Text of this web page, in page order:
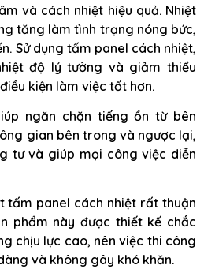
và cách nhiệt hiệu quả. Nhiệt
tăng làm tình trạng nóng bức,
Sử dụng tấm panel cách nhiệt,
độ lý tưởng và giảm thiểu
kiện làm việc tốt hơn.
ngăn chặn tiếng ồn từ bên
gian bên trong và ngược lại,
tư và giúp mọi công việc diễn
tấm panel cách nhiệt rất thuận
phẩm này được thiết kế chắc
chịu lực cao, nên việc thi công
và không gây khó khăn.